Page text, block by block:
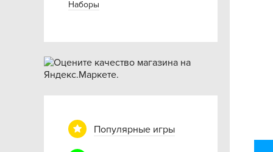
Наборы
Популярные игры